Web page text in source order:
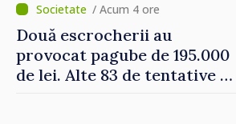
/ Acum 4 ore
Două escrocherii au
provocat pagube de 195.000
de lei. Alte 83 de tentative au